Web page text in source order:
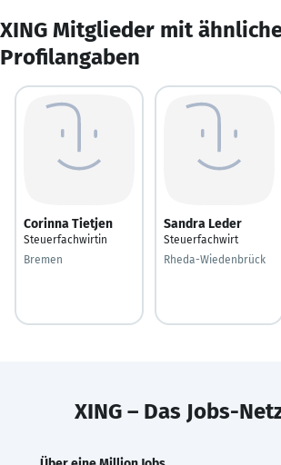
XING Mitglieder mit
Profilangaben
Corinna Tietjen
Steuerfachwirtin
Bremen
Sandra Leder
Steuerfachwirt
Rheda-Wiedenbrück
XING – Das Jobs-